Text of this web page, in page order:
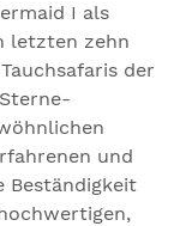
I als
letzten zehn
der
und
Beständigkeit